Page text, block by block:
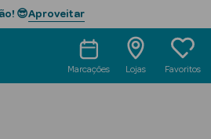
😎Aproveitar
Marcações Lojas Favoritos